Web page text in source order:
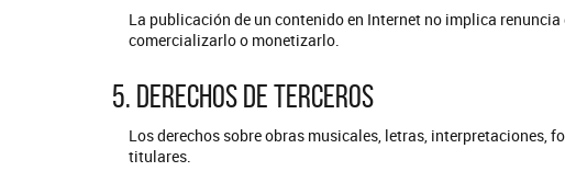
La publicación de un contenido en Internet no implica
comercializarlo o monetizarlo.
5. Derechos de terceros
Los derechos sobre obras musicales, letras, interpretaciones,
titulares.